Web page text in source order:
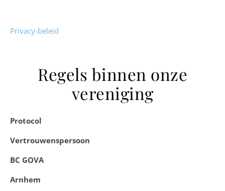
Privacy-beleid
Regels binnen onze
vereniging
Protocol
Vertrouwenspersoon
BC GOVA
Arnhem